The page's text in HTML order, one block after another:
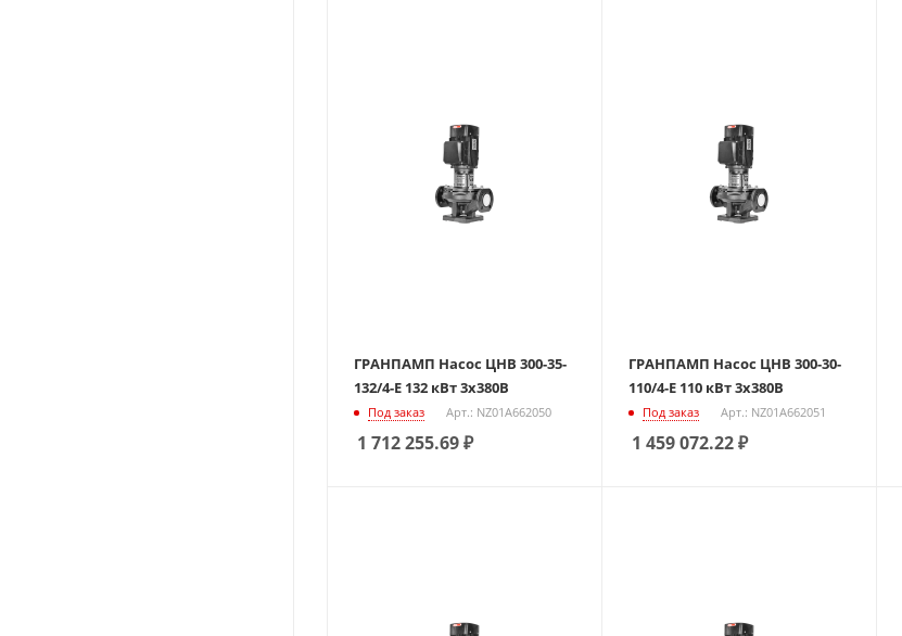
ГРАНПАМП Насос ЦНВ 300-35-
132/4-Е 132 кВт 3х380В
Под заказ Арт.: NZ01A662050
1 712 255.69₽
ГРАНПАМП Насос ЦНВ 300-30-
110/4-Е 110 кВт 3х380В
Под заказ Арт.: NZ01A662051
1 459 072.22₽